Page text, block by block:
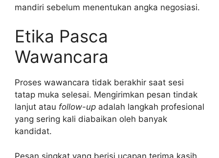
mandiri sebelum menentukan angka negosiasi.
Etika Pasca
Wawancara
Proses wawancara tidak berakhir saat sesi
tatap muka selesai. Mengirimkan pesan tindak
lanjut atau follow-up adalah langkah profesional
yang sering kali diabaikan oleh banyak
kandidat.
Pesan singkat yang berisi ucapan terima kasih